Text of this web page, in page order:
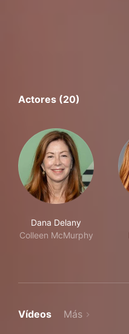
Actores (20)
Dana Delany
Colleen McMurphy
Vídeos Más